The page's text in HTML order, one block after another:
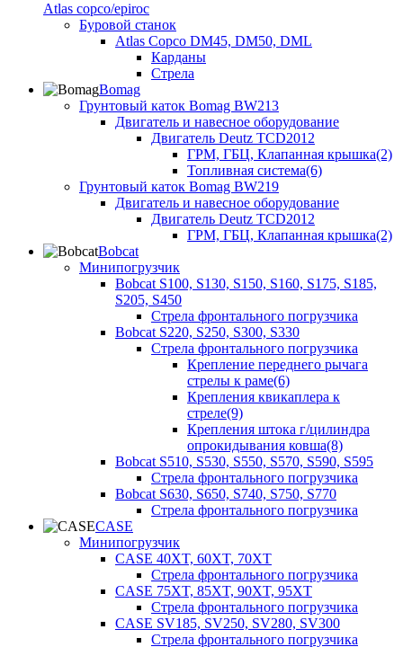
Atlas copco/epiroc
Буровой станок
Atlas Copco DM45, DM50, DML
Карданы
Стрела
Bomag
Грунтовый каток Bomag BW213
Двигатель и навесное оборудование
Двигатель Deutz TCD2012
ГРМ, ГБЦ, Клапанная крышка(2)
Топливная система(6)
Грунтовый каток Bomag BW219
Двигатель и навесное оборудование
Двигатель Deutz TCD2012
ГРМ, ГБЦ, Клапанная крышка(2)
Bobcat
Минипогрузчик
Bobcat S100, S130, S150, S160, S175, S185,
S205, S450
Стрела фронтального погрузчика
Bobcat S220, S250, S300, S330
Стрела фронтального погрузчика
Крепление переднего рычага
стрелы к раме(6)
Крепления квикаплера к
стреле(9)
Крепления штока г/цилиндра
опрокидывания ковша(8)
Bobcat S510, S530, S550, S570, S590, S595
Стрела фронтального погрузчика
Bobcat S630, S650, S740, S750, S770
Стрела фронтального погрузчика
CASE
Минипогрузчик
CASE 40XT, 60XT, 70XT
Стрела фронтального погрузчика
CASE 75XT, 85XT, 90XT, 95XT
Стрела фронтального погрузчика
CASE SV185, SV250, SV280, SV300
Стрела фронтального погрузчика